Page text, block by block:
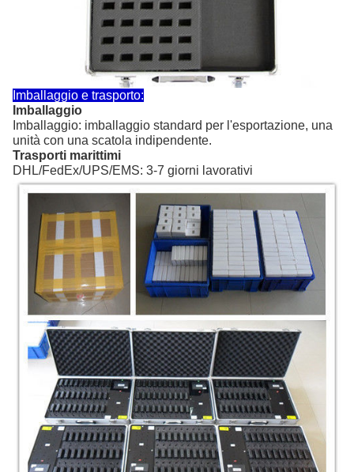
Imballaggio e trasporto:
Imballaggio
Imballaggio: imballaggio standard per l'esportazione, una
unità con una scatola indipendente.
Trasporti marittimi
DHL/FedEx/UPS/EMS: 3-7 giorni lavorativi